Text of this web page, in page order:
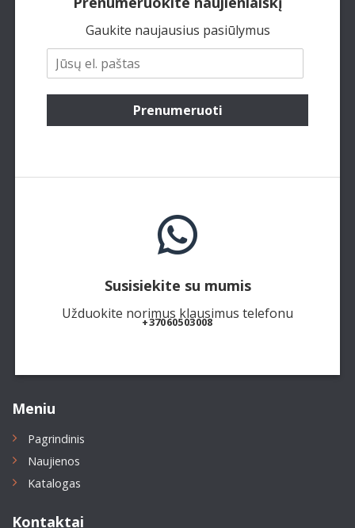
Gaukite naujausius pasiūlymus
Prenumeruoti
Susisiekite su mumis
Užduokite norimus klausimus telefonu
+37060503008
Meniu
Pagrindinis
Naujienos
Katalogas
Kontaktai